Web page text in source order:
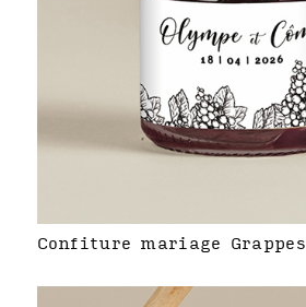
Confiture mariage Grappes